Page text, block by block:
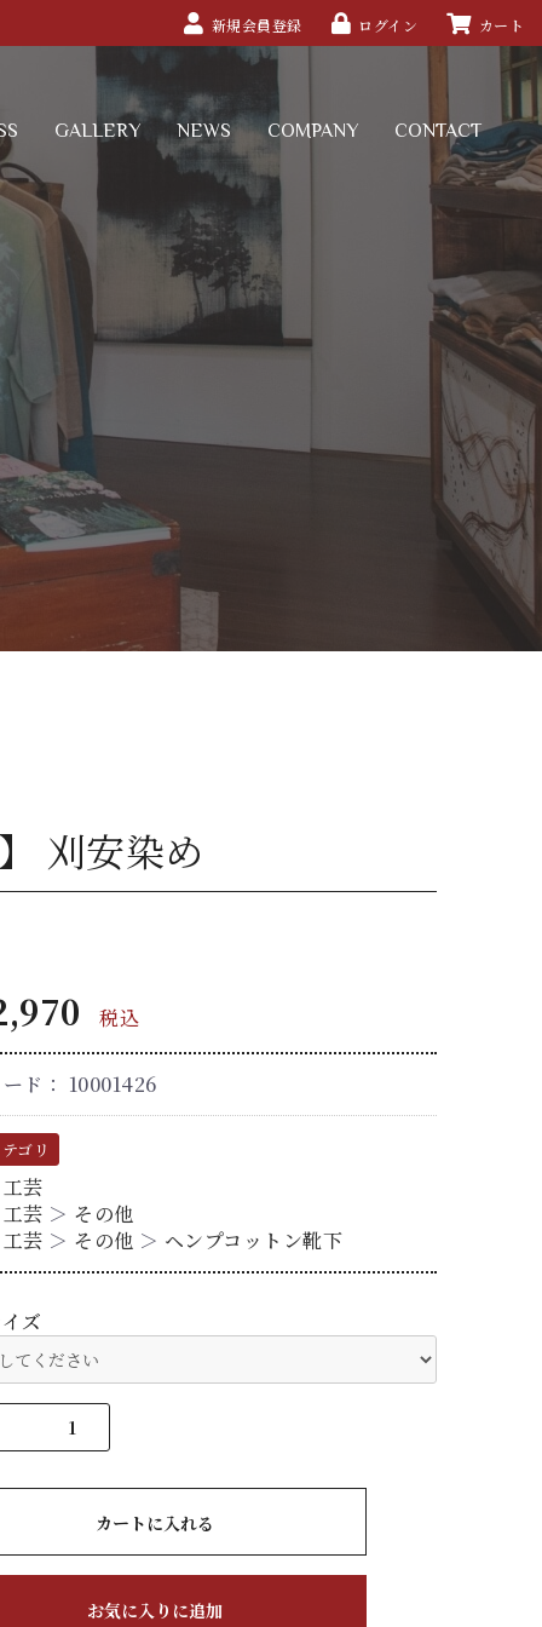
新規会員登録 ログイン カート
GALLERY NEWS COMPANY CONTACT
刈安染め
税込
ド： 10001426
ゴリ
芸
芸 ＞ その他
芸 ＞ その他 ＞ ヘンプコットン靴下
ズ
カートに入れる
お気に入りに追加